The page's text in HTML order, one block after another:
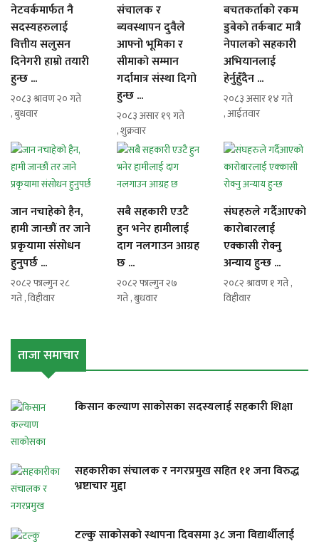
नेटवर्कमार्फत नै
सदस्यहरुलाई
वित्तीय सलुसन
दिनेगरी हाम्रो तयारी
हुन्छ ...
२०८३ श्रावण २० गते
, बुधवार
संचालक र
ब्यवस्थापन दुवैले
आफ्नो भूमिका र
सीमाको सम्मान
गर्दामात्र संस्था दिगो
हुन्छ ...
२०८३ असार १९ गते
, शुक्रवार
बचतकर्ताको रकम
डुबेको तर्कबाट मात्रै
नेपालको सहकारी
अभियानलाई
हेर्नुहुँदैन ...
२०८३ असार १४ गते
, आईतवार
जान नचाहेको हैन,
हामी जान्छौं तर जाने
प्रकृयामा संसोधन
हुनुपर्छ ...
२०८२ फाल्गुन २८
गते , विहीवार
सबै सहकारी एउटै
हुन भनेर हामीलाई
दाग नलगाउन आग्रह
छ ...
२०८२ फाल्गुन २७
गते , बुधवार
संघहरुले गर्दैआएको
कारोबारलाई
एक्कासी रोक्नु
अन्याय हुन्छ ...
२०८२ श्रावण १ गते ,
विहीवार
ताजा समाचार
किसान कल्याण साकोसका सदस्यलाई सहकारी शिक्षा
सहकारीका संचालक र नगरप्रमुख सहित ११ जना विरुद्ध
भ्रष्टाचार मुद्दा
टल्कु साकोसको स्थापना दिवसमा ३८ जना विद्यार्थीलाई